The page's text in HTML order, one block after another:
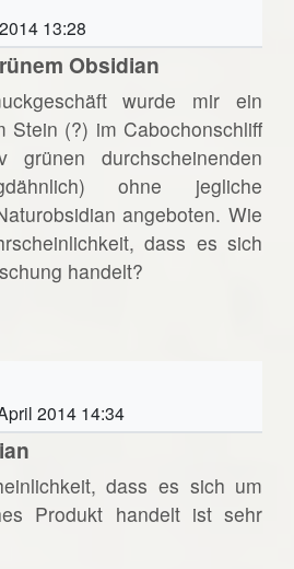
13:28
Obsidian
wurde mir ein
Stein (?) im Cabochonschliff
durchscheinenden
ohne jegliche
angeboten. Wie
dass es sich
handelt?
2014 14:34
dass es sich um
Produkt handelt ist sehr